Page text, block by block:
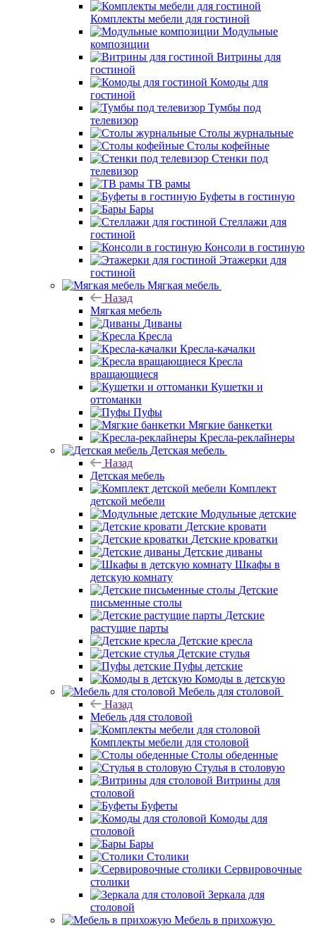
Комплекты мебели для гостиной
Модульные
композиции
Витрины для
гостиной
Комоды для
гостиной
Тумбы под
телевизор
Столы журнальные
Столы кофейные
Стенки под
телевизор
ТВ рамы
Буфеты в гостиную
Бары
Стеллажи для
гостиной
Консоли в гостиную
Этажерки для
гостиной
Мягкая мебель
Назад
Мягкая мебель
Диваны
Кресла
Кресла-качалки
Кресла
вращающиеся
Кушетки и
оттоманки
Пуфы
Мягкие банкетки
Кресла-реклайнеры
Детская мебель
Назад
Детская мебель
Комплект
детской мебели
Модульные детские
Детские кровати
Детские кроватки
Детские диваны
Шкафы в
детскую комнату
Детские
письменные столы
Детские
растущие парты
Детские кресла
Детские стулья
Пуфы детские
Комоды в детскую
Мебель для столовой
Назад
Мебель для столовой
Комплекты мебели для столовой
Столы обеденные
Стулья в столовую
Витрины для
столовой
Буфеты
Комоды для
столовой
Бары
Столики
Сервировочные
столики
Зеркала для
столовой
Мебель в прихожую